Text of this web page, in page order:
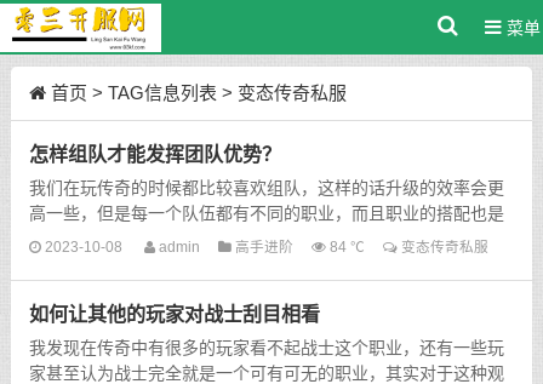
菜单
首页 > TAG信息列表 > 变态传奇私服
怎样组队才能发挥团队优势？
我们在玩传奇的时候都比较喜欢组队，这样的话升级的效率会更
高一些，但是每一个队伍都有不同的职业，而且职业的搭配也是
各不相同的，所以团队的效率也会有所区别，比如说整个团...
2023-10-08 admin 高手进阶 84 ℃ 变态传奇私服
如何让其他的玩家对战士刮目相看
我发现在传奇中有很多的玩家看不起战士这个职业，还有一些玩
家甚至认为战士完全就是一个可有可无的职业，其实对于这种观